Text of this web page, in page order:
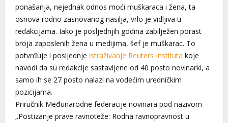
ponašanja, nejednak odnos moći muškaraca i žena, ta
osnova rodno zasnovanog nasilja, vrlo je vidljiva u
redakcijama. Iako je posljednjih godina zabilježen porast
broja zaposlenih žena u medijima, šef je muškarac. To
potvrđuje i posljednje istraživanje Reuters Instituta koje
navodi da su redakcije sastavljene od 40 posto novinarki, a
samo ih se 27 posto nalazi na vodećim uredničkim
pozicijama.
Priručnik Međunarodne federacije novinara pod nazivom
„Postizanje prave ravnoteže: Rodna ravnopravnost u